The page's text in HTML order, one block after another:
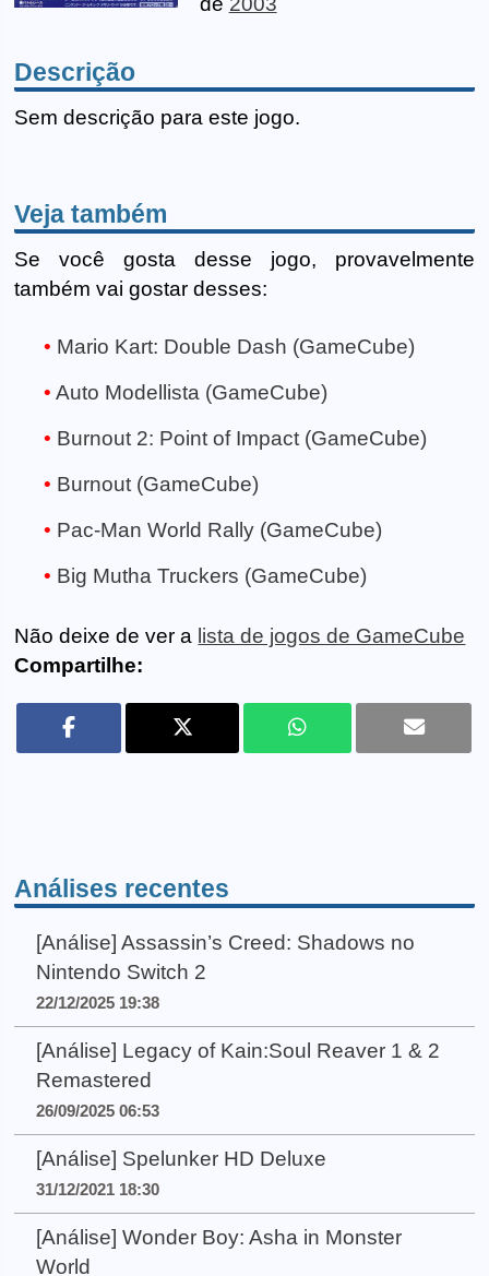
Descrição
Sem descrição para este jogo.
Veja também
Se você gosta desse jogo, provavelmente
também vai gostar desses:
Mario Kart: Double Dash (GameCube)
Auto Modellista (GameCube)
Burnout 2: Point of Impact (GameCube)
Burnout (GameCube)
Pac-Man World Rally (GameCube)
Big Mutha Truckers (GameCube)
Não deixe de ver a lista de jogos de GameCube
Compartilhe:
Análises recentes
[Análise] Assassin’s Creed: Shadows no
Nintendo Switch 2
22/12/2025 19:38
[Análise] Legacy of Kain:Soul Reaver 1 & 2
Remastered
26/09/2025 06:53
[Análise] Spelunker HD Deluxe
31/12/2021 18:30
[Análise] Wonder Boy: Asha in Monster
World